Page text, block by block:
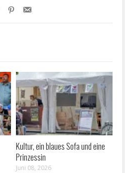
Kultur, ein blaues Sofa und eine
Prinzessin
Juni 08, 2026